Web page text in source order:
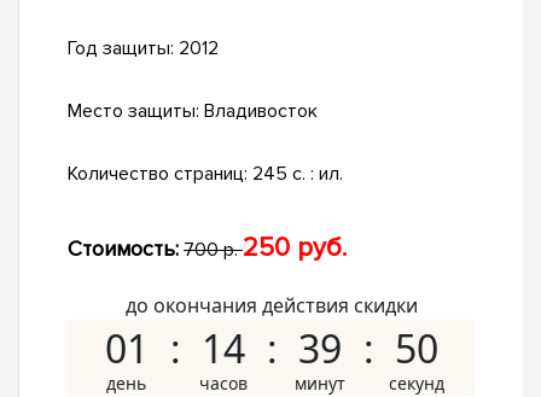
Год защиты: 2012
Место защиты: Владивосток
Количество страниц: 245 с. : ил.
Стоимость: 700 р.250 руб.
до окончания действия скидки
01 14 39 50